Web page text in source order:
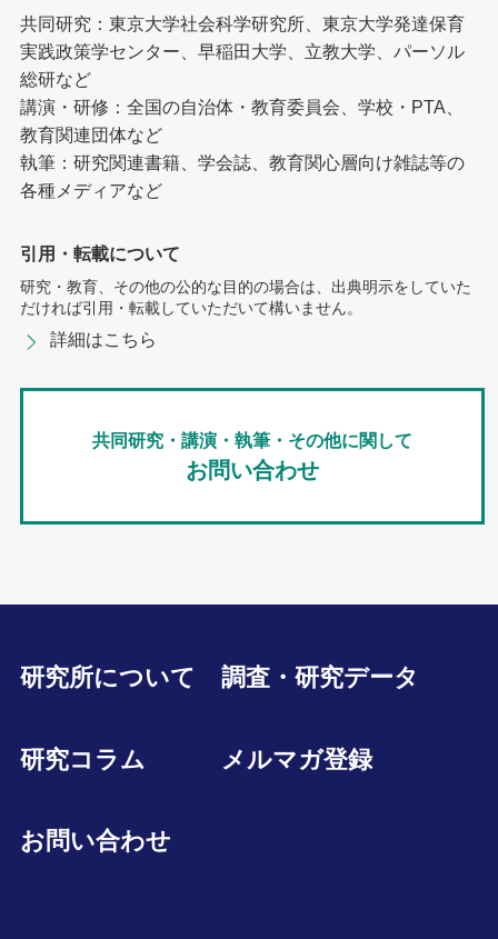
共同研究：東京大学社会科学研究所、東京大学発達保育
実践政策学センター、早稲田大学、立教大学、パーソル
総研など
講演・研修：全国の自治体・教育委員会、学校・PTA、
教育関連団体など
執筆：研究関連書籍、学会誌、教育関心層向け雑誌等の
各種メディアなど
引用・転載について
研究・教育、その他の公的な目的の場合は、出典明示をしていた
だければ引用・転載していただいて構いません。
詳細はこちら
共同研究・講演・執筆・その他に関して
お問い合わせ
研究所について 調査・研究データ
研究コラム メルマガ登録
お問い合わせ